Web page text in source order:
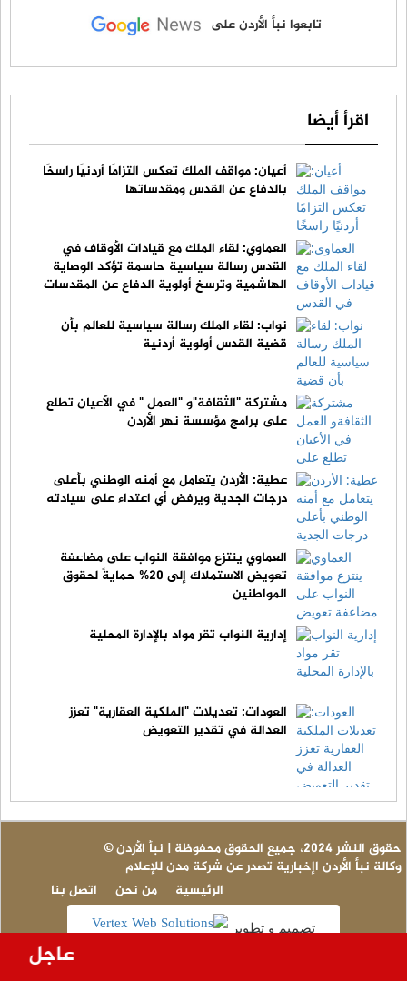
تابعوا نبأ الأردن على
اقرأ أيضا
أعيان: مواقف الملك تعكس التزامًا أردنيًا راسخًا
بالدفاع عن القدس ومقدساتها
العماوي: لقاء الملك مع قيادات الأوقاف في
القدس رسالة سياسية حاسمة تؤكد الوصاية
الهاشمية وترسخ أولوية الدفاع عن المقدسات
نواب: لقاء الملك رسالة سياسية للعالم بأن
قضية القدس أولوية أردنية
مشتركة "الثقافة"و "العمل " في الأعيان تطلع
على برامج مؤسسة نهر الأردن
عطية: الأردن يتعامل مع أمنه الوطني بأعلى
درجات الجدية ويرفض أي اعتداء على سيادته
العماوي ينتزع موافقة النواب على مضاعفة
تعويض الاستملاك إلى 20% حمايةً لحقوق
المواطنين
إدارية النواب تقر مواد بالإدارة المحلية
العودات: تعديلات "الملكية العقارية" تعزز
العدالة في تقدير التعويض
عاجل -
© حقوق النشر 2024، جميع الحقوق محفوظة | نبأ الأردن
وكالة نبأ الأردن اإخبارية تصدر عن شركة مدن للإعلام
اتصل بنا
من نحن الرئيسية
تصميم و تطوير